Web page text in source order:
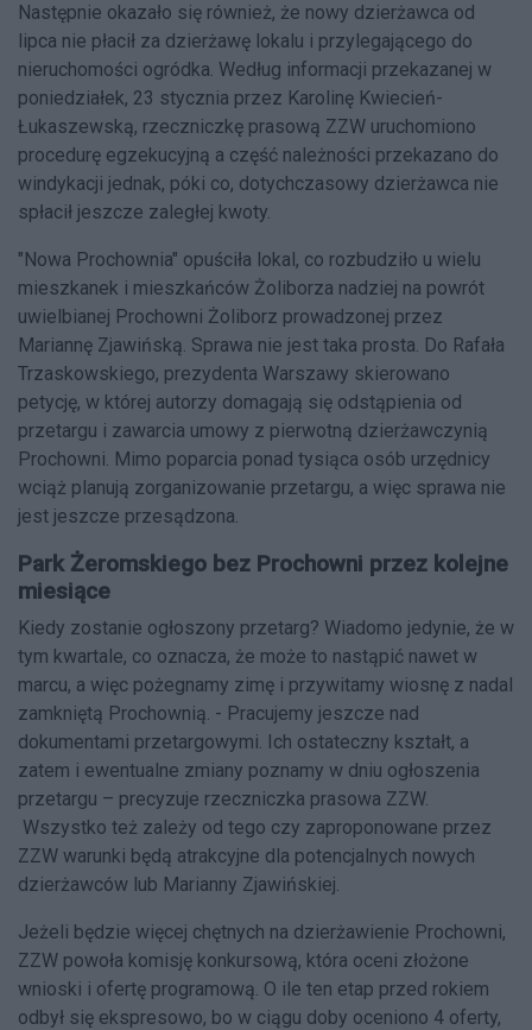
Następnie okazało się również, że nowy dzierżawca od
lipca nie płacił za dzierżawę lokalu i przylegającego do
nieruchomości ogródka. Według informacji przekazanej w
poniedziałek, 23 stycznia przez Karolinę Kwiecień-
Łukaszewską, rzeczniczkę prasową ZZW uruchomiono
procedurę egzekucyjną a część należności przekazano do
windykacji jednak, póki co, dotychczasowy dzierżawca nie
spłacił jeszcze zaległej kwoty.
"Nowa Prochownia" opuściła lokal, co rozbudziło u wielu
mieszkanek i mieszkańców Żoliborza nadziej na powrót
uwielbianej Prochowni Żoliborz prowadzonej przez
Mariannę Zjawińską. Sprawa nie jest taka prosta. Do Rafała
Trzaskowskiego, prezydenta Warszawy skierowano
petycję, w której autorzy domagają się odstąpienia od
przetargu i zawarcia umowy z pierwotną dzierżawczynią
Prochowni. Mimo poparcia ponad tysiąca osób urzędnicy
wciąż planują zorganizowanie przetargu, a więc sprawa nie
jest jeszcze przesądzona.
Park Żeromskiego bez Prochowni przez kolejne
miesiące
Kiedy zostanie ogłoszony przetarg? Wiadomo jedynie, że w
tym kwartale, co oznacza, że może to nastąpić nawet w
marcu, a więc pożegnamy zimę i przywitamy wiosnę z nadal
zamkniętą Prochownią. - Pracujemy jeszcze nad
dokumentami przetargowymi. Ich ostateczny kształt, a
zatem i ewentualne zmiany poznamy w dniu ogłoszenia
przetargu – precyzuje rzeczniczka prasowa ZZW.
Wszystko też zależy od tego czy zaproponowane przez
ZZW warunki będą atrakcyjne dla potencjalnych nowych
dzierżawców lub Marianny Zjawińskiej.
Jeżeli będzie więcej chętnych na dzierżawienie Prochowni,
ZZW powoła komisję konkursową, która oceni złożone
wnioski i ofertę programową. O ile ten etap przed rokiem
odbył się ekspresowo, bo w ciągu doby oceniono 4 oferty,